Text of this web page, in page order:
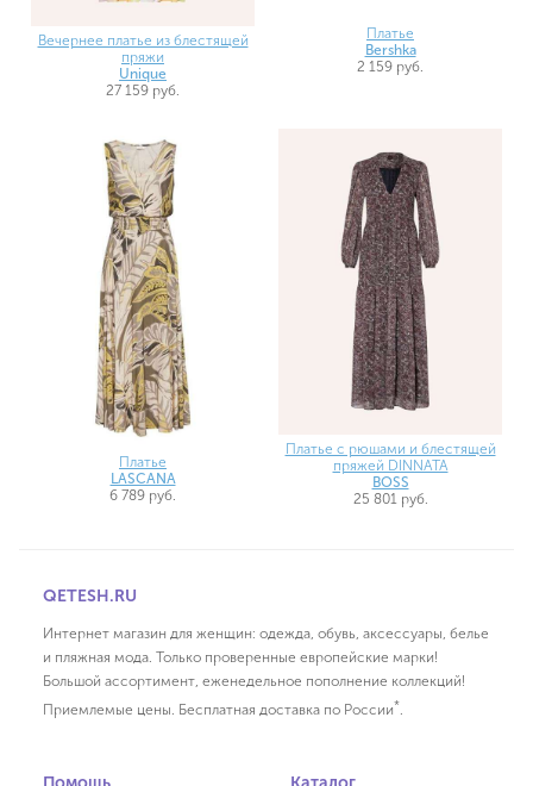
Вечернее платье из блестящей
пряжи
Unique
27 159 руб.
Платье
Bershka
2 159 руб.
Платье
LASCANA
6 789 руб.
Платье с рюшами и блестящей
пряжей DINNATA
BOSS
25 801 руб.
QETESH.RU
Интернет магазин для женщин: одежда, обувь, аксессуары, белье
и пляжная мода. Только проверенные европейские марки!
Большой ассортимент, еженедельное пополнение коллекций!
Приемлемые цены. Бесплатная доставка по России*.